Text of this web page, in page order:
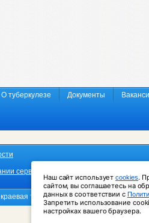
О туберкулезе Документы
сервиса веб-аналитики «Яндекс.
туберкулезная больница"
Наш сайт использует cookies.
сайтом, вы соглашаетесь на
данных в соответствии с
Запретить использование
настройках вашего браузера.